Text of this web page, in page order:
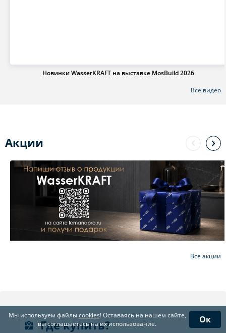
Новинки WasserKRAFT на выставке MosBuild 2026
Все видео
Акции
Все акции
Где купить?
Мы используем файлыcookies! Оставаясь на нашем сайте,
вы соглашаетесь на их использование.
Ок